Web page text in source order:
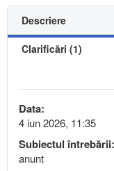
Descriere
Clarificări (1)
Data:
4 iun 2026, 11:35
Subiectul întrebării:
anunt